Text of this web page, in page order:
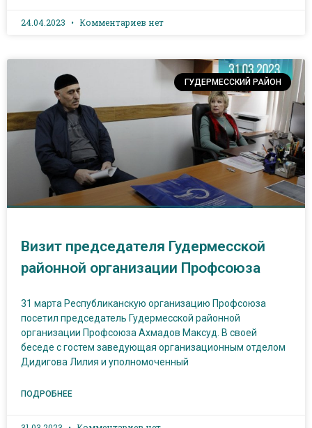
24.04.2023 Комментариев нет
ГУДЕРМЕССКИЙ РАЙОН
Визит председателя Гудермесской
районной организации Профсоюза
31 марта Республиканскую организацию Профсоюза
посетил председатель Гудермесской районной
организации Профсоюза Ахмадов Максуд. В своей
беседе с гостем заведующая организационным отделом
Дидигова Лилия и уполномоченный
ПОДРОБНЕЕ